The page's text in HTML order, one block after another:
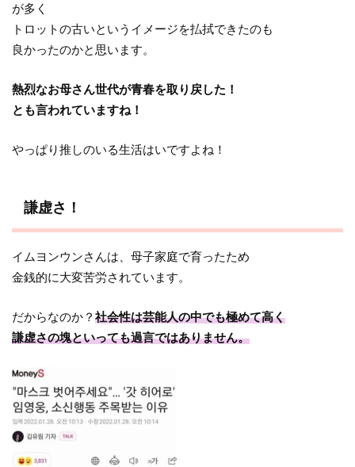
が多く
トロットの古いというイメージを払拭できたのも
良かったのかと思います。
熱烈なお母さん世代が青春を取り戻した！
とも言われていますね！
やっぱり推しのいる生活はいですよね！
謙虚さ！
イムヨンウンさんは、母子家庭で育ったため
金銭的に大変苦労されています。
だからなのか？社会性は芸能人の中でも極めて高く
謙虚さの塊といっても過言ではありません。